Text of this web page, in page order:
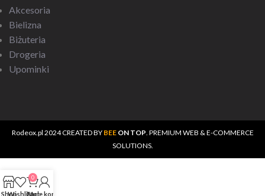
Akcesoria
Bielizna
Biżuteria
Drogeria
Upominki
Rodeox.pl 2024 CREATED BY BEEON TOP . PREMIUM WEB & E-COMMERCE
SOLUTIONS.
ShopWishlist
0
Cart
Moje konto